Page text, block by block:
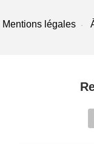
Mentions légales